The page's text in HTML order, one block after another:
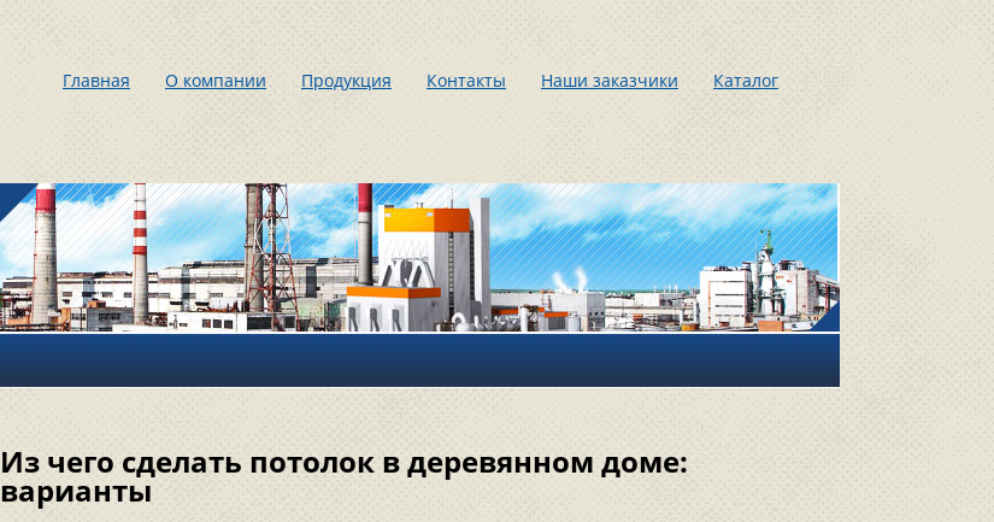
Главная О компании Продукция Контакты Наши заказчики Каталог
Из чего сделать потолок в деревянном доме:
варианты